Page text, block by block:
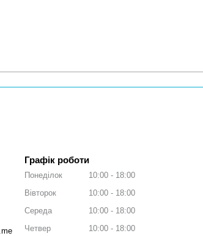
Графік роботи
Понеділок 10:00
18:00
Вівторок
10:00
18:00
Середа
10:00
18:00
Четвер
10:00
18:00